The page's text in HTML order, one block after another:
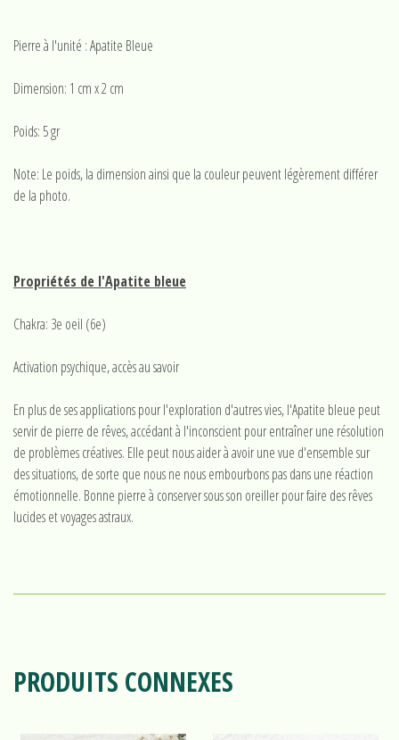
Pierre à l'unité : Apatite Bleue
Dimension: 1 cm x 2 cm
Poids: 5 gr
Note: Le poids, la dimension ainsi que la couleur peuvent légèrement différer
de la photo.
Propriétés de l'Apatite bleue
Chakra: 3e oeil (6e)
Activation psychique, accès au savoir
En plus de ses applications pour l'exploration d'autres vies, l'Apatite bleue peut
servir de pierre de rêves, accédant à l'inconscient pour entraîner une résolution
de problèmes créatives. Elle peut nous aider à avoir une vue d'ensemble sur
des situations, de sorte que nous ne nous embourbons pas dans une réaction
émotionnelle. Bonne pierre à conserver sous son oreiller pour faire des rêves
lucides et voyages astraux.
PRODUITS CONNEXES